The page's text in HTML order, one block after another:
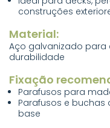
construções
Material:
Aço galvanizado para
durabilidade
Fixação
Parafusos para
Parafusos e
base